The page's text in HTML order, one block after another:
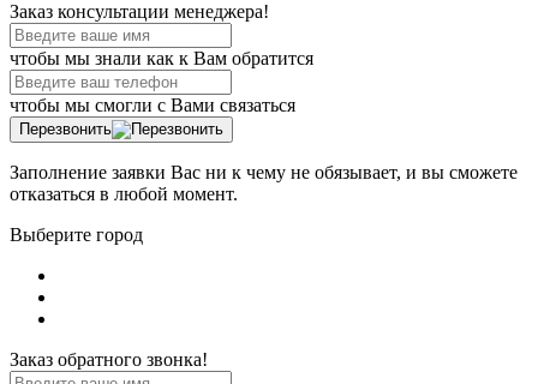
Заказ консультации менеджера!
чтобы мы знали как к Вам обратится
чтобы мы смогли с Вами связаться
Перезвонить
Заполнение заявки Вас ни к чему не обязывает, и вы сможете
отказаться в любой момент.
Выберите город
Заказ обратного звонка!